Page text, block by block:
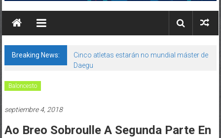
Breaking News:
Cinco atletas estarán no mundial máster de
Daegu
Baloncesto
septiembre 4, 2018
Ao Breo Sobroulle A Segunda Parte En